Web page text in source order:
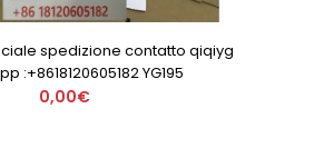
spedizione contatto qiqiyg
:+8618120605182 YG195
0,00€